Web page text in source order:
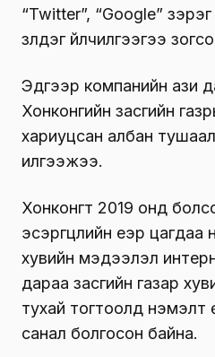
“Twitter”, “Google”
үзүүлдэг үйлчилгээгээ
Эдгээр компанийн ази
Хонконгийн засгийн
хариуцсан албан
илгээжээ.
Хонконгт 2019 онд
эсэргүүцлийн үеэр
хувийн мэдээлэл
дараа засгийн газар
тухай тогтоолд нэмэлт
санал болгосон байна.